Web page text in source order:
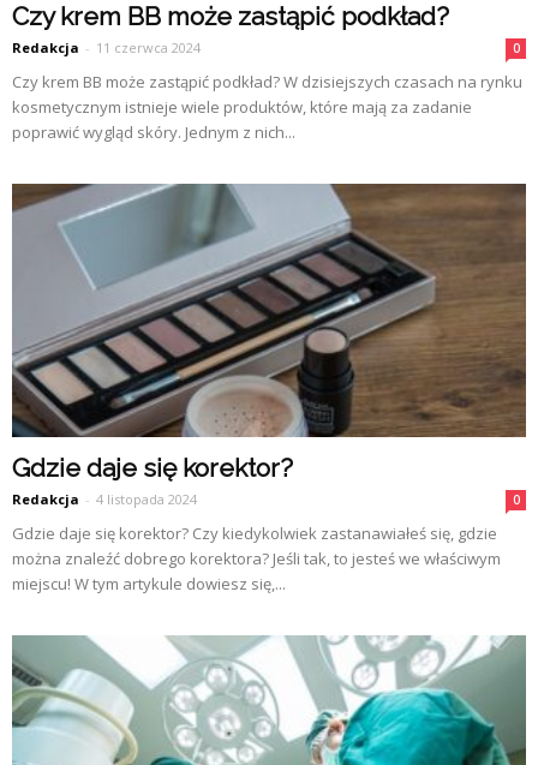
Czy krem BB może zastąpić podkład?
Redakcja - 11 czerwca 2024 0
Czy krem BB może zastąpić podkład? W dzisiejszych czasach na rynku
kosmetycznym istnieje wiele produktów, które mają za zadanie
poprawić wygląd skóry. Jednym z nich...
Gdzie daje się korektor?
Redakcja - 4 listopada 2024 0
Gdzie daje się korektor? Czy kiedykolwiek zastanawiałeś się, gdzie
można znaleźć dobrego korektora? Jeśli tak, to jesteś we właściwym
miejscu! W tym artykule dowiesz się,...